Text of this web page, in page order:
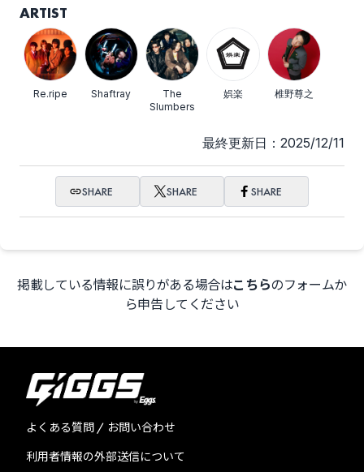
ARTIST
Re.ripe Shaftray
The
Slumbers
娯楽 椎野尊之
最終更新日：2025/12/11
SHARE SHARE SHARE
掲載している情報に誤りがある場合はこちらのフォームか
ら申告してください
よくある質問 / お問い合わせ
利用者情報の外部送信について